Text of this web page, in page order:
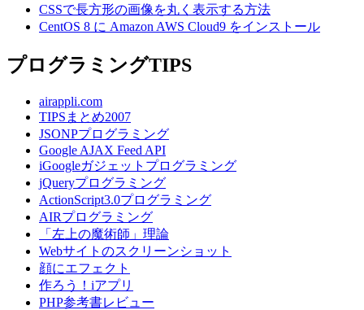
CSSで長方形の画像を丸く表示する方法
CentOS 8 に Amazon AWS Cloud9 をインストール
プログラミングTIPS
airappli.com
TIPSまとめ2007
JSONPプログラミング
Google AJAX Feed API
iGoogleガジェットプログラミング
jQueryプログラミング
ActionScript3.0プログラミング
AIRプログラミング
「左上の魔術師」理論
Webサイトのスクリーンショット
顔にエフェクト
作ろう！iアプリ
PHP参考書レビュー